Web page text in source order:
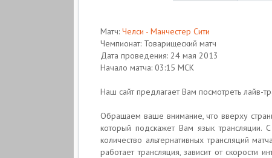
Матч: Челси - Манчестер Сити
Чемпионат: Товарищеский матч
Дата проведения: 24 мая 2013
Начало матча: 03:15 МСК
Наш сайт предлагает Вам посмотреть лайв-
Обращаем ваше внимание, что вверху
который подскажет Вам язык трансляции.
количество альтернативных трансляций матча
работает трансляция, зависит от скорости